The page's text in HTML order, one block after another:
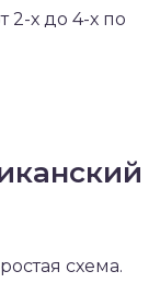
2-х до 4-х по
схема.